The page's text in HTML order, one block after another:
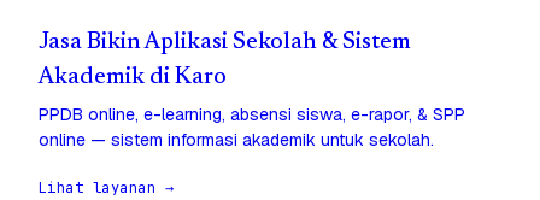
Jasa Bikin Aplikasi Sekolah & Sistem
Akademik di Karo
PPDB online, e-learning, absensi siswa, e-rapor, & SPP
online — sistem informasi akademik untuk sekolah.
Lihat layanan →